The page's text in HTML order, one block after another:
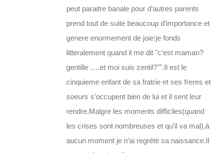
peut paraitre banale pour d’autres parents
prend tout de suite beaucoup d’importance et
genere enormement de joie:je fonds
litteralement quand il me dit "c’est maman?
gentille ….et moi suis zentil?"".Il est le
cinquieme enfant de sa fratrie et ses freres et
soeurs s’occupent bien de lui et il sent leur
rendre.Malgre les moments difficiles(quand
les crises sont nombreuses et qu’il va mal),à
aucun moment je n’ai regrété sa naissance.Il